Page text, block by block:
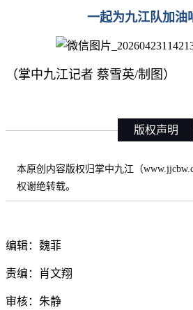
一起为九江队加油
（掌中九江记者 蔡雪英/制图）
版权声明
本原创内容版权归掌中九江（
权谢绝转载。
编辑：魏菲
责编：肖文翔
审核：朱静